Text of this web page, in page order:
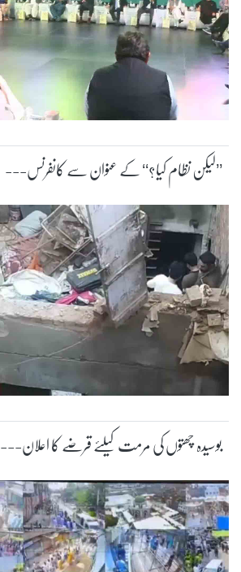
’’لیکن نظام کیا؟‘‘ کے عنوان سے کانفرنس---
بوسیدہ چھتوں کی مرمت کیلئے قرضے کا اعلان---